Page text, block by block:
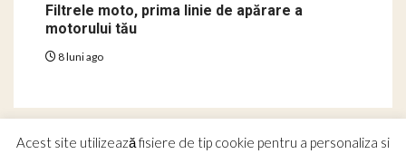
Filtrele moto, prima linie de apărare a
motorului tău
8 luni ago
Acest site utilizează fisiere de tip cookie pentru a personaliza si